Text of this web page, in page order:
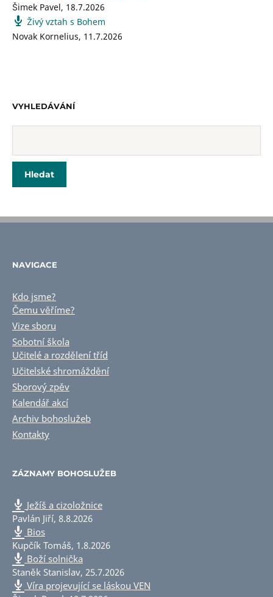
Šimek Pavel, 18.7.2026
Živý vztah s Bohem
Novak Kornelius, 11.7.2026
VYHLEDÁVÁNÍ
NAVIGACE
Kdo jsme?
Čemu věříme?
Vize sboru
Sobotní škola
Učitelé a rozdělení tříd
Učitelské shromáždění
Sborový zpěv
Kalendář akcí
Archiv bohoslužeb
Kontakty
ZÁZNAMY BOHOSLUŽEB
Ježíš a cizoložnice
Pavlán Jiří, 8.8.2026
Bios
Kupčík Tomáš, 1.8.2026
Boží solnička
Staněk Stanislav, 25.7.2026
Víra projevující se láskou VEN